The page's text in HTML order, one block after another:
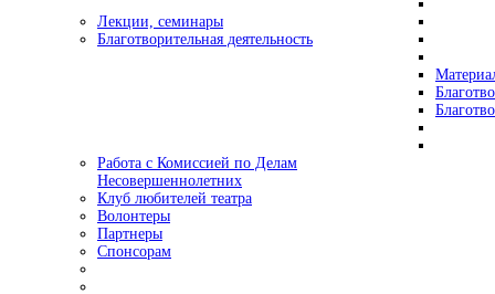
Лекции, семинары
Благотворительная деятельность
Работа с Комиссией по Делам
Несовершеннолетних
Клуб любителей театра
Волонтеры
Партнеры
Спонсорам